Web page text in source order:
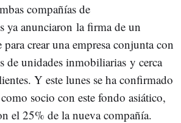
compañías de
ya anunciaron la firma de un
crear una empresa conjunta con
de unidades inmobiliarias y cerca
Y este lunes se ha confirmado
socio con este fondo asiático,
el 25% de la nueva compañía.